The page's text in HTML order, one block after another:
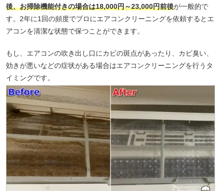
後、お掃除機能付きの場合は18,000円～23,000円前後が一般的で
す。2年に1回の頻度でプロにエアコンクリーニングを依頼するとエ
アコンを清潔な状態で保つことができます。
もし、エアコンの吹き出し口にカビの斑点があったり、カビ臭い、
効きが悪いなどの症状がある場合はエアコンクリーニングを行うタ
イミングです。